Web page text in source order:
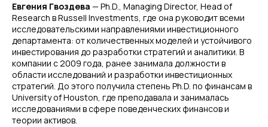
Евгения Гвоздева — Ph.D., Managing Director, Head of
Research в Russell Investments, где она руководит всеми
исследовательскими направлениями инвестиционного
департамента: от количественных моделей и устойчивого
инвестирования до разработки стратегий и аналитики. В
компании с 2009 года, ранее занимала должности в
области исследований и разработки инвестиционных
стратегий. До этого получила степень Ph.D. по финансам в
University of Houston, где преподавала и занималась
исследованиями в сфере поведенческих финансов и
теории активов.